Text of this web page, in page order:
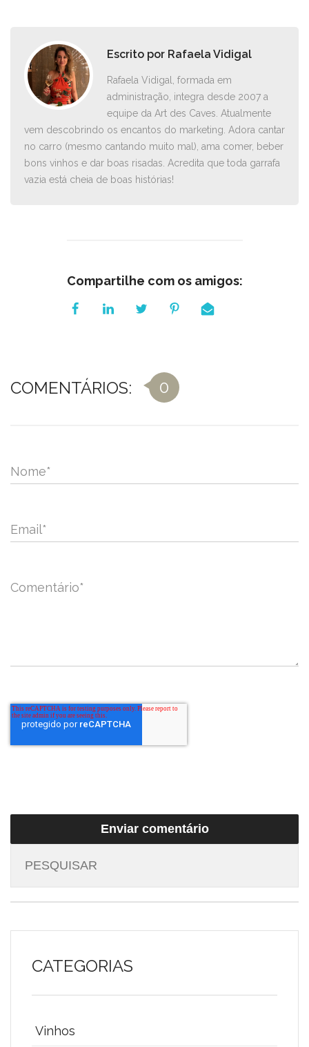
Escrito por Rafaela Vidigal
Rafaela Vidigal, formada em
administração, integra desde 2007 a
equipe da Art des Caves. Atualmente
vem descobrindo os encantos do marketing. Adora cantar
no carro ­(mesmo cantando muito mal), ama comer, beber
bons vinhos e dar boas risadas. Acredita que toda garrafa
vazia está cheia de boas histórias!
Compartilhe com os amigos:
COMENTÁRIOS: 0
Nome*
Email*
Comentário*
CATEGORIAS
Vinhos